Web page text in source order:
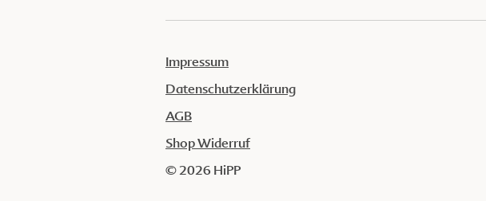
Impressum
Datenschutzerklärung
AGB
Shop Widerruf
© 2026 HiPP